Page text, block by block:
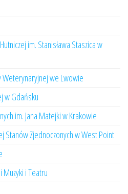
im. Stanisława Staszica w
we Lwowie
w Gdańsku
im. Jana Matejki w Krakowie
Stanów Zjednoczonych w West Point
i Teatru